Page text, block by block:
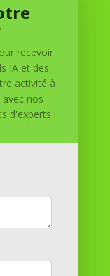
de confiance
de votre
pour
recevoir
IA et des
activité à
nos
d'experts !